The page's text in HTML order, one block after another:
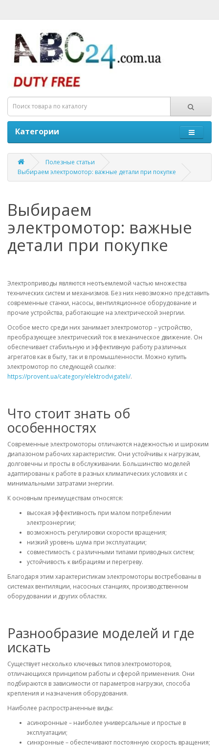
Категории
Полезные статьи
Выбираем электромотор: важные детали при покупке
Выбираем
электромотор: важные
детали при покупке
Электроприводы являются неотъемлемой частью множества
технических систем и механизмов. Без них невозможно представить
современные станки, насосы, вентиляционное оборудование и
прочие устройства, работающие на электрической энергии.
Особое место среди них занимает электромотор – устройство,
преобразующее электрический ток в механическое движение. Он
обеспечивает стабильную и эффективную работу различных
агрегатов как в быту, так и в промышленности. Можно купить
электромотор по следующей ссылке:
https://provent.ua/category/elektrodvigateli/.
Что стоит знать об
особенностях
Современные электромоторы отличаются надежностью и широким
диапазоном рабочих характеристик. Они устойчивы к нагрузкам,
долговечны и просты в обслуживании. Большинство моделей
адаптированы к работе в разных климатических условиях и с
минимальными затратами энергии.
К основным преимуществам относятся:
высокая эффективность при малом потреблении
электроэнергии;
возможность регулировки скорости вращения;
низкий уровень шума при эксплуатации;
совместимость с различными типами приводных систем;
устойчивость к вибрациям и перегреву.
Благодаря этим характеристикам электромоторы востребованы в
системах вентиляции, насосных станциях, производственном
оборудовании и других областях.
Разнообразие моделей и где
искать
Существует несколько ключевых типов электромоторов,
отличающихся принципом работы и сферой применения. Они
подбираются в зависимости от параметров нагрузки, способа
крепления и назначения оборудования.
Наиболее распространенные виды:
асинхронные – наиболее универсальные и простые в
эксплуатации;
синхронные – обеспечивают постоянную скорость вращения;